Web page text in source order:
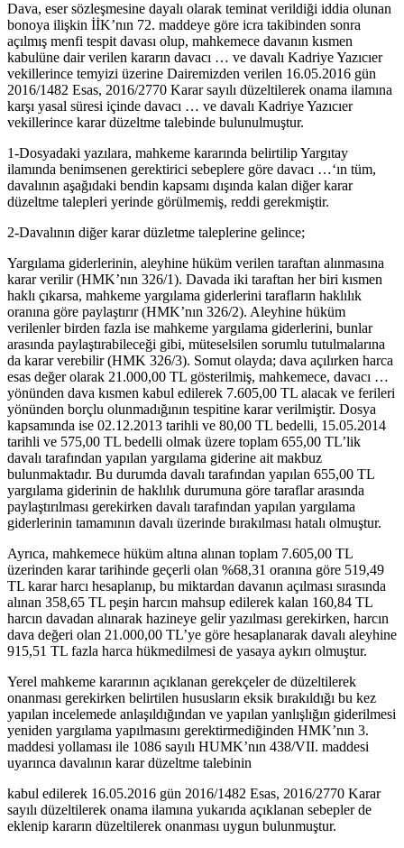
Dava, eser sözleşmesine dayalı olarak teminat verildiği iddia olunan
bonoya ilişkin İİK’nın 72. maddeye göre icra takibinden sonra
açılmış menfi tespit davası olup, mahkemece davanın kısmen
kabulüne dair verilen kararın davacı … ve davalı Kadriye Yazıcıer
vekillerince temyizi üzerine Dairemizden verilen 16.05.2016 gün
2016/1482 Esas, 2016/2770 Karar sayılı düzeltilerek onama ilamına
karşı yasal süresi içinde davacı … ve davalı Kadriye Yazıcıer
vekillerince karar düzeltme talebinde bulunulmuştur.
1-Dosyadaki yazılara, mahkeme kararında belirtilip Yargıtay
ilamında benimsenen gerektirici sebeplere göre davacı …‘ın tüm,
davalının aşağıdaki bendin kapsamı dışında kalan diğer karar
düzeltme talepleri yerinde görülmemiş, reddi gerekmiştir.
2-Davalının diğer karar düzletme taleplerine gelince;
Yargılama giderlerinin, aleyhine hüküm verilen taraftan alınmasına
karar verilir (HMK’nın 326/1). Davada iki taraftan her biri kısmen
haklı çıkarsa, mahkeme yargılama giderlerini tarafların haklılık
oranına göre paylaştırır (HMK’nın 326/2). Aleyhine hüküm
verilenler birden fazla ise mahkeme yargılama giderlerini, bunlar
arasında paylaştırabileceği gibi, müteselsilen sorumlu tutulmalarına
da karar verebilir (HMK 326/3). Somut olayda; dava açılırken harca
esas değer olarak 21.000,00 TL gösterilmiş, mahkemece, davacı …
yönünden dava kısmen kabul edilerek 7.605,00 TL alacak ve ferileri
yönünden borçlu olunmadığının tespitine karar verilmiştir. Dosya
kapsamında ise 02.12.2013 tarihli ve 80,00 TL bedelli, 15.05.2014
tarihli ve 575,00 TL bedelli olmak üzere toplam 655,00 TL’lik
davalı tarafından yapılan yargılama giderine ait makbuz
bulunmaktadır. Bu durumda davalı tarafından yapılan 655,00 TL
yargılama giderinin de haklılık durumuna göre taraflar arasında
paylaştırılması gerekirken davalı tarafından yapılan yargılama
giderlerinin tamamının davalı üzerinde bırakılması hatalı olmuştur.
Ayrıca, mahkemece hüküm altına alınan toplam 7.605,00 TL
üzerinden karar tarihinde geçerli olan %68,31 oranına göre 519,49
TL karar harcı hesaplanıp, bu miktardan davanın açılması sırasında
alınan 358,65 TL peşin harcın mahsup edilerek kalan 160,84 TL
harcın davadan alınarak hazineye gelir yazılması gerekirken, harcın
dava değeri olan 21.000,00 TL’ye göre hesaplanarak davalı aleyhine
915,51 TL fazla harca hükmedilmesi de yasaya aykırı olmuştur.
Yerel mahkeme kararının açıklanan gerekçeler de düzeltilerek
onanması gerekirken belirtilen hususların eksik bırakıldığı bu kez
yapılan incelemede anlaşıldığından ve yapılan yanlışlığın giderilmesi
yeniden yargılama yapılmasını gerektirmediğinden HMK’nın 3.
maddesi yollaması ile 1086 sayılı HUMK’nın 438/VII. maddesi
uyarınca davalının karar düzeltme talebinin
kabul edilerek 16.05.2016 gün 2016/1482 Esas, 2016/2770 Karar
sayılı düzeltilerek onama ilamına yukarıda açıklanan sebepler de
eklenip kararın düzeltilerek onanması uygun bulunmuştur.